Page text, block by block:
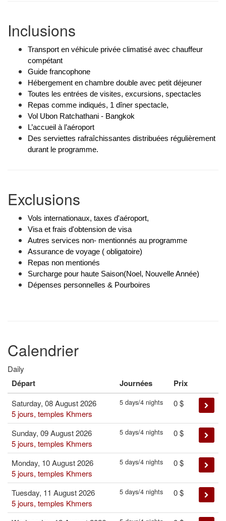
Inclusions
Transport en véhicule privée climatisé avec chauffeur
compétant
Guide francophone
Hébergement en chambre double avec petit déjeuner
Toutes les entrées de visites, excursions, spectacles
Repas comme indiqués, 1 dîner spectacle,
Vol Ubon Ratchathani - Bangkok
L’accueil à l’aéroport
Des serviettes rafraîchissantes distribuées régulièrement
durant le programme.
Exclusions
Vols internationaux, taxes d'aéroport,
Visa et frais d'obtension de visa
Autres services non- mentionnés au programme
Assurance de voyage ( obligatoire)
Repas non mentionés
Surcharge pour haute Saison(Noel, Nouvelle Année)
Dépenses personnelles & Pourboires
Calendrier
Daily
Départ Journées Prix
Saturday, 08 August 2026
5 jours, temples Khmers
5 days/4 nights 0$
Sunday, 09 August 2026
5 jours, temples Khmers
5 days/4 nights 0$
Monday, 10 August 2026
5 jours, temples Khmers
5 days/4 nights 0$
Tuesday, 11 August 2026
5 jours, temples Khmers
5 days/4 nights 0$